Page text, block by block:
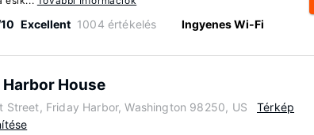
Excellent 1004 értékelés Ingyenes Wi-Fi
Harbor House
Street, Friday Harbor, Washington 98250, US
Térkép